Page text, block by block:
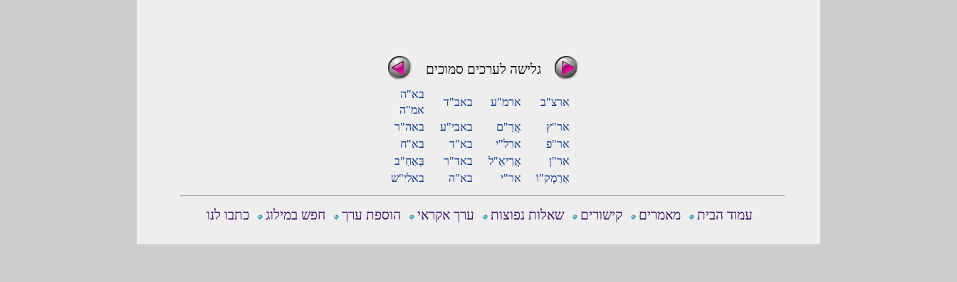
גלישה לערכים סמוכים
ארצ"ב ארמ"ע באב"ד
בא"ה
אמ"ה
אר"ץ
אֲרַ"ם באבי"ע
באה"ר
אר"פ
ארל"י בא"ד
בא"ח
אר"ן
אֲרִיאֵ"ל באד"ר
בְּאַחַ"ב
אַרַמְק"וֹ
אר"י בא"ה באלי"ש
עמוד הבית מאמרים קישורים שאלות נפוצות ערך אקראי הוספת ערך חפש במילוג כתבו לנו